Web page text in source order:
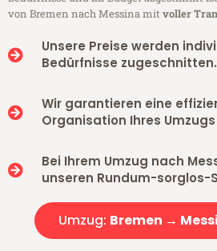
von Bremen nach Messina mitvoller
Unsere Preise werden
Bedürfnisse zugeschnitten.
Wir garantieren eine
Organisation Ihres
Bei Ihrem Umzug nach
unseren Rundum-sorglos-
Umzug: Bremen →